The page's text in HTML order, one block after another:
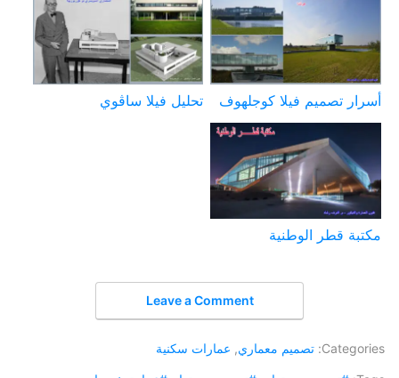
أسرار تصميم فيلا كوجلهوف تحليل فيلا ساڤوي
مكتبة قطر الوطنية
Leave a Comment
Categories: تصميم معماري, عمارات سكنية